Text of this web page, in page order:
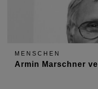
MENSCHEN
Armin Marschner